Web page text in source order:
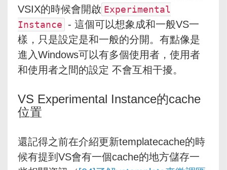
VSIX的時候會開啟 Experimental
Instance
- 這個可以想象成和一般VS一
樣，只是設定是和一般的分開。有點像是
進入Windows可以有多個使用者，使用者
和使用者之間的設定 不會互相干擾。
VS Experimental Instance的cache
位置
還記得之前在介紹更新templatecache的時
候有提到VS會有一個cache的地方儲存一